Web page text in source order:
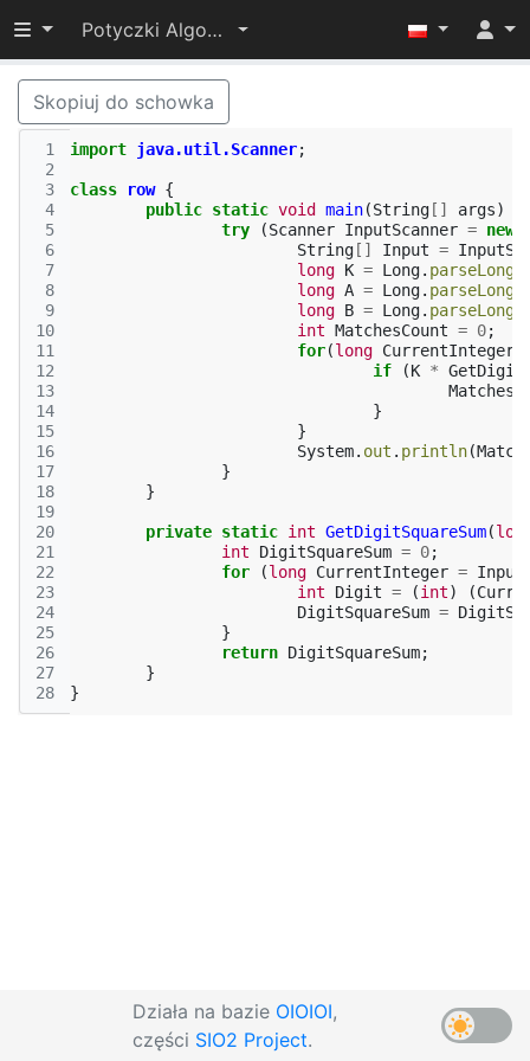
Przełącz widoczność menu
Potyczki Algorytmiczne 2015
Skopiuj do schowka
1
2
3
4
5
6
7
8
9
10
11
12
13
14
15
16
17
18
19
20
21
22
23
24
25
26
27
28
import java.util.Scanner;
class row {
public static void main(String [] args)
try
(Scanner InputScanner = new
String [] Input =
long K = Long. parseLong
long A = Long. parseLong
long B = Long. parseLong
int MatchesCount = 0;
for(long CurrentInteger
if
(K *
}
}
System. out . println(
}
}
private static int GetDigitSquareSum(
int
DigitSquareSum = 0;
for
(long CurrentInteger =
int
Digit = (int) (
DigitSquareSum =
}
return DigitSquareSum;
}
}
Działa na bazie OIOIOI,
części SIO2 Project.